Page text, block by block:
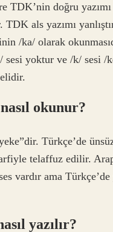
TDK’nin doğru yazımı
TDK als yazımı
/ka/ olarak
sesi yoktur ve /k/ sesi /
okunur?
Türkçe’de
telaffuz edilir.
vardır ama
yazılır?